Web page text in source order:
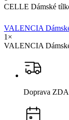
1×
VALENCIA